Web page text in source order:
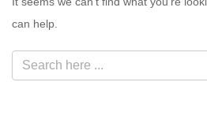
can help.